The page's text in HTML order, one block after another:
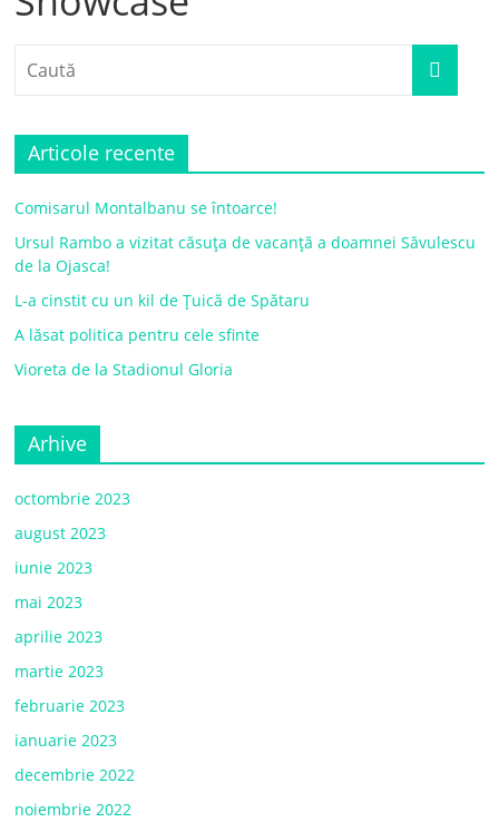
Articole recente
Comisarul Montalbanu se întoarce!
Ursul Rambo a vizitat căsuța de vacanță a doamnei Săvulescu
de la Ojasca!
L-a cinstit cu un kil de Țuică de Spătaru
A lăsat politica pentru cele sfinte
Vioreta de la Stadionul Gloria
Arhive
octombrie 2023
august 2023
iunie 2023
mai 2023
aprilie 2023
martie 2023
februarie 2023
ianuarie 2023
decembrie 2022
noiembrie 2022